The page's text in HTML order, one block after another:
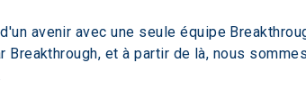
avenir avec une seule équipe
et à partir de là, nous